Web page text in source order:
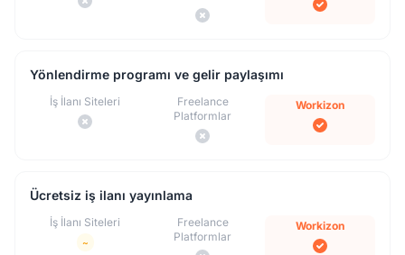
Yönlendirme programı ve gelir paylaşımı
İş İlanı Siteleri
Freelance
Platformlar
Workizon
Ücretsiz iş ilanı yayınlama
İş İlanı Siteleri
~
Freelance
Platformlar
Workizon